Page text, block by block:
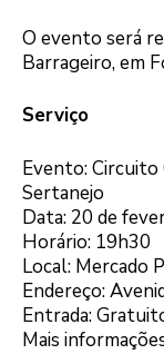
O evento será
Barrageiro, em
Serviço
Evento:
Sertanejo
Data: 20 de
Horário: 19h30
Local: Mercado
Endereço:
Entrada:
Mais